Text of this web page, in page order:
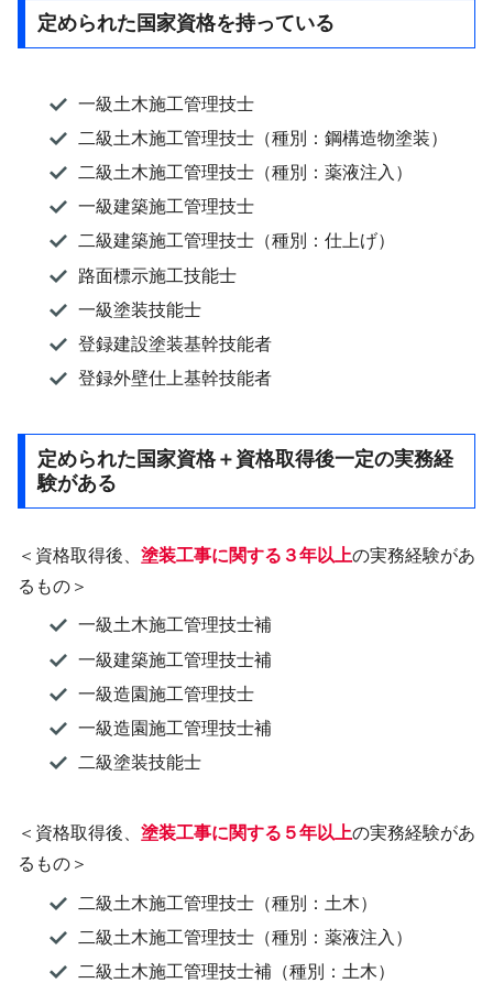
定められた国家資格を持っている
一級土木施工管理技士
二級土木施工管理技士（種別：鋼構造物塗装）
二級土木施工管理技士（種別：薬液注入）
一級建築施工管理技士
二級建築施工管理技士（種別：仕上げ）
路面標示施工技能士
一級塗装技能士
登録建設塗装基幹技能者
登録外壁仕上基幹技能者
定められた国家資格＋資格取得後一定の実務経
験がある
＜資格取得後、 塗装工事に関する３年以上の実務経験があ
るもの＞
一級土木施工管理技士補
一級建築施工管理技士補
一級造園施工管理技士
一級造園施工管理技士補
二級塗装技能士
＜資格取得後、 塗装工事に関する５年以上の実務経験があ
るもの＞
二級土木施工管理技士（種別：土木）
二級土木施工管理技士（種別：薬液注入）
二級土木施工管理技士補（種別：土木）